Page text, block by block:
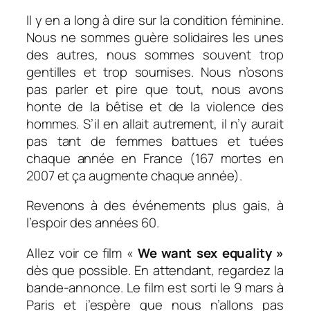
Il y en a long à dire sur la condition féminine.
Nous ne sommes guère solidaires les unes
des autres, nous sommes souvent trop
gentilles et trop soumises. Nous n’osons
pas parler et pire que tout, nous avons
honte de la bêtise et de la violence des
hommes. S’il en allait autrement, il n’y aurait
pas tant de femmes battues et tuées
chaque année en France (167 mortes en
2007 et ça augmente chaque année).
Revenons à des événements plus gais, à
l’espoir des années 60.
Allez voir ce film « We want sex equality »
dès que possible. En attendant, regardez la
bande-annonce. Le film est sorti le 9 mars à
Paris et j’espère que nous n’allons pas